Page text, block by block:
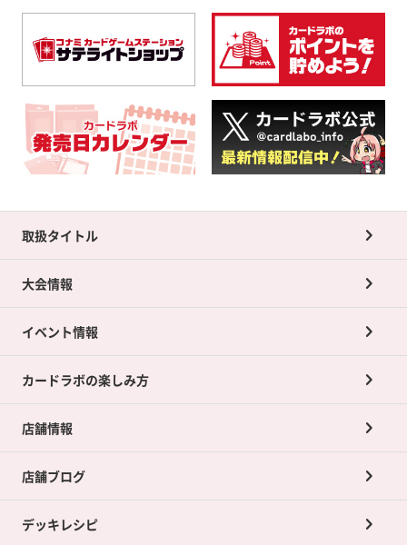
取扱タイトル
大会情報
イベント情報
カードラボの楽しみ方
店舗情報
店舗ブログ
デッキレシピ